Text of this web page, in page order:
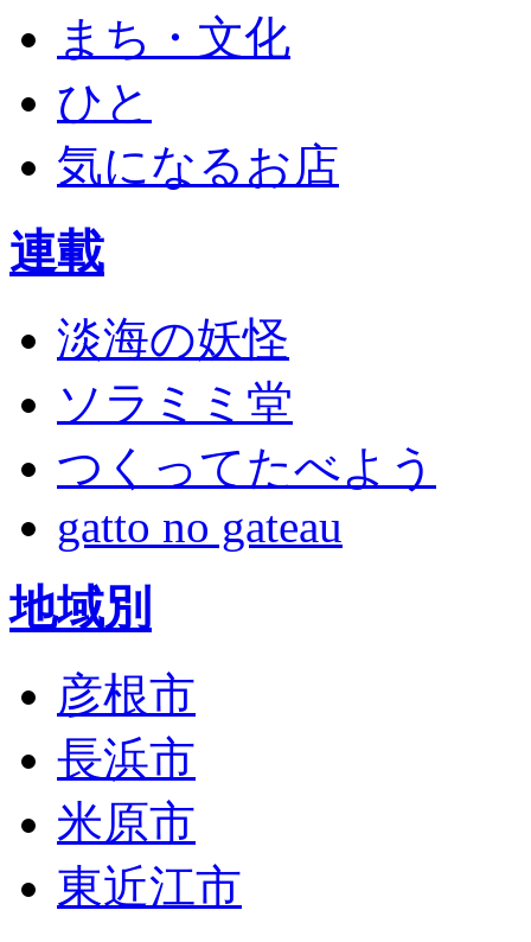
まち・文化
ひと
気になるお店
連載
淡海の妖怪
ソラミミ堂
つくってたべよう
gatto no gateau
地域別
彦根市
長浜市
米原市
東近江市